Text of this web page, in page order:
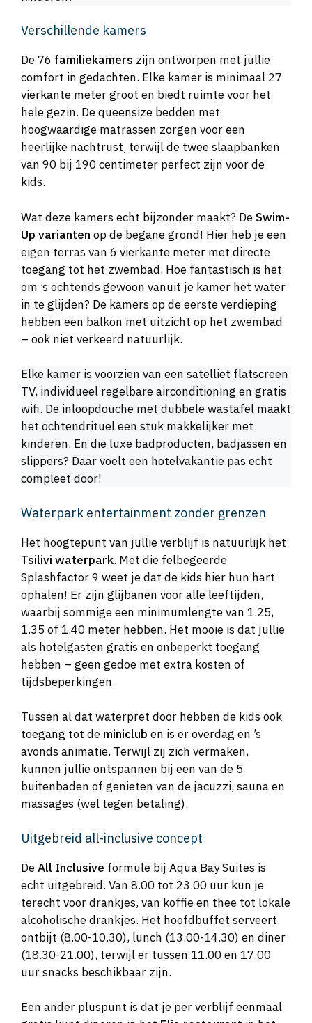
Verschillende kamers
De 76 familiekamers zijn ontworpen met jullie
comfort in gedachten. Elke kamer is minimaal 27
vierkante meter groot en biedt ruimte voor het
hele gezin. De queensize bedden met
hoogwaardige matrassen zorgen voor een
heerlijke nachtrust, terwijl de twee slaapbanken
van 90 bij 190 centimeter perfect zijn voor de
kids.
Wat deze kamers echt bijzonder maakt? DeSwim-
Up varianten op de begane grond! Hier heb je een
eigen terras van 6 vierkante meter met directe
toegang tot het zwembad. Hoe fantastisch is het
om ’s ochtends gewoon vanuit je kamer het water
in te glijden? De kamers op de eerste verdieping
hebben een balkon met uitzicht op het zwembad
– ook niet verkeerd natuurlijk.
Elke kamer is voorzien van een satelliet flatscreen
TV, individueel regelbare airconditioning en gratis
wifi. De inloopdouche met dubbele wastafel maakt
het ochtendrituel een stuk makkelijker met
kinderen. En die luxe badproducten, badjassen en
slippers? Daar voelt een hotelvakantie pas echt
compleet door!
Waterpark entertainment zonder grenzen
Het hoogtepunt van jullie verblijf is natuurlijk het
Tsilivi waterpark. Met die felbegeerde
Splashfactor 9 weet je dat de kids hier hun hart
ophalen! Er zijn glijbanen voor alle leeftijden,
waarbij sommige een minimumlengte van 1.25,
1.35 of 1.40 meter hebben. Het mooie is dat jullie
als hotelgasten gratis en onbeperkt toegang
hebben – geen gedoe met extra kosten of
tijdsbeperkingen.
Tussen al dat waterpret door hebben de kids ook
toegang tot de miniclub en is er overdag en ’s
avonds animatie. Terwijl zij zich vermaken,
kunnen jullie ontspannen bij een van de 5
buitenbaden of genieten van de jacuzzi, sauna en
massages (wel tegen betaling).
Uitgebreid all-inclusive concept
DeAll Inclusive formule bij Aqua Bay Suites is
echt uitgebreid. Van 8.00 tot 23.00 uur kun je
terecht voor drankjes, van koffie en thee tot lokale
alcoholische drankjes. Het hoofdbuffet serveert
ontbijt (8.00-10.30), lunch (13.00-14.30) en diner
(18.30-21.00), terwijl er tussen 11.00 en 17.00
uur snacks beschikbaar zijn.
Een ander pluspunt is dat je per verblijf eenmaal